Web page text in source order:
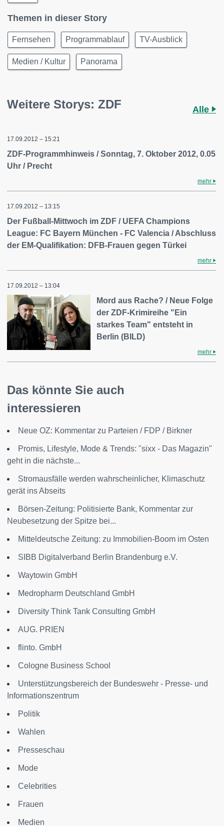
Themen in dieser Story
Fernsehen Programmablauf TV-Ausblick
Medien / Kultur Panorama
Weitere Storys: ZDF Alle
17.09.2012 – 15:21
ZDF-Programmhinweis / Sonntag, 7. Oktober 2012, 0.05
Uhr / Precht
mehr
17.09.2012 – 13:15
Der Fußball-Mittwoch im ZDF / UEFA Champions
League: FC Bayern München - FC Valencia / Abschluss
der EM-Qualifikation: DFB-Frauen gegen Türkei
mehr
17.09.2012 – 13:04
Mord aus Rache? / Neue Folge
der ZDF-Krimireihe "Ein
starkes Team" entsteht in
Berlin (BILD)
mehr
Das könnte Sie auch
interessieren
Neue OZ: Kommentar zu Parteien / FDP / Birkner
Promis, Lifestyle, Mode & Trends: "sixx - Das Magazin"
geht in die nächste...
Stromausfälle werden wahrscheinlicher, Klimaschutz
gerät ins Abseits
Börsen-Zeitung: Politisierte Bank, Kommentar zur
Neubesetzung der Spitze bei...
Mitteldeutsche Zeitung: zu Immobilien-Boom im Osten
SIBB Digitalverband Berlin Brandenburg e.V.
Waytowin GmbH
Medropharm Deutschland GmbH
Diversity Think Tank Consulting GmbH
AUG. PRIEN
flinto. GmbH
Cologne Business School
Unterstützungsbereich der Bundeswehr - Presse- und
Informationszentrum
Politik
Wahlen
Presseschau
Mode
Celebrities
Frauen
Medien